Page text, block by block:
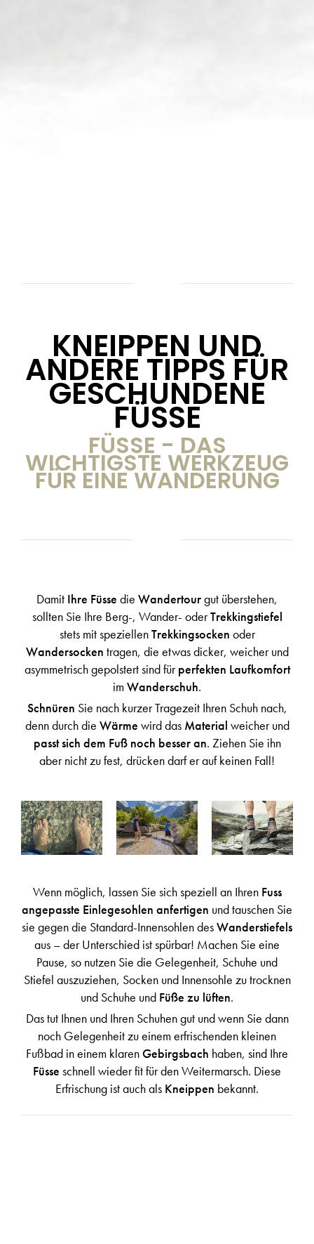
KNEIPPEN UND
ANDERE TIPPS FÜR
GESCHUNDENE
FÜSSE
FÜSSE - DAS
WICHTIGSTE WERKZEUG
FÜR EINE WANDERUNG
Damit Ihre Füsse die Wandertourgut überstehen,
sollten Sie Ihre Berg-, Wander- oderTrekkingstiefel
stets mit speziellenTrekkingsocken oder
Wandersocken tragen, die etwas dicker, weicher und
asymmetrisch gepolstert sind fürperfekten Laufkomfort
imWanderschuh.
Schnüren Sie nach kurzer Tragezeit Ihren Schuh nach,
denn durch die Wärme wird das Material weicher und
passt sich dem Fuß noch besser an. Ziehen Sie ihn
aber nicht zu fest, drücken darf er auf keinen Fall!
Wenn möglich, lassen Sie sich speziell an Ihren Fuss
angepasste Einlegesohlen anfertigen und tauschen Sie
sie gegen die Standard-Innensohlen desWanderstiefels
aus – der Unterschied ist spürbar! Machen Sie eine
Pause, so nutzen Sie die Gelegenheit, Schuhe und
Stiefel auszuziehen, Socken und Innensohle zu trocknen
und Schuhe und Füße zu lüften.
Das tut Ihnen und Ihren Schuhen gut und wenn Sie dann
noch Gelegenheit zu einem erfrischenden kleinen
Fußbad in einem klarenGebirgsbach haben, sind Ihre
Füsse schnell wieder fit für den Weitermarsch. Diese
Erfrischung ist auch als Kneippen bekannt.